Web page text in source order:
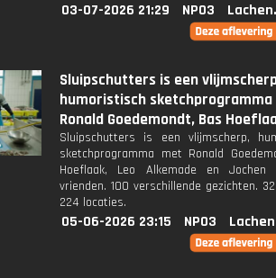
03-07-2026 21:29 NPO3
Sluipschutters is een
humoristisch
Ronald Goedemondt, Bas
Sluipschutters is een vlijmscherp,
sketchprogramma met Ronald
Hoeflaak, Leo Alkemade en
vrienden. 100 verschillende gezichten.
224 locaties.
05-06-2026 23:15 NPO3